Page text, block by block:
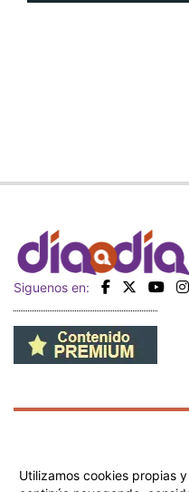
Siguenos en:
Utilizamos cookies propias